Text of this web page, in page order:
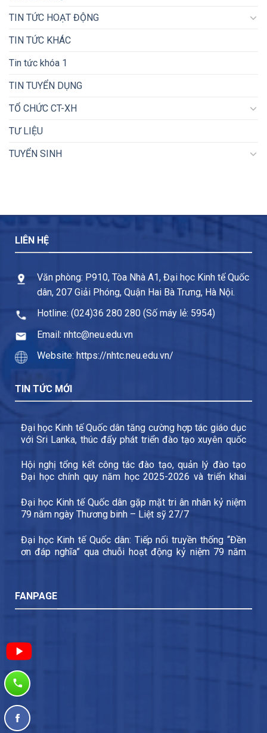
TIN TỨC HOẠT ĐỘNG
TIN TỨC KHÁC
Tin tức khóa 1
TIN TUYỂN DỤNG
TỔ CHỨC CT-XH
TƯ LIỆU
TUYỂN SINH
LIÊN HỆ
Văn phòng: P910, Tòa Nhà A1, Đại học Kinh tế Quốc
dân, 207 Giải Phóng, Quận Hai Bà Trưng, Hà Nội.
Hotline: (024)36 280 280 (Số máy lẻ: 5954)
Email: nhtc@neu.edu.vn
Website: https://nhtc.neu.edu.vn/
TIN TỨC MỚI
Đại học Kinh tế Quốc dân tăng cường hợp tác giáo dục
với Sri Lanka, thúc đẩy phát triển đào tạo xuyên quốc
Hội nghị tổng kết công tác đào tạo, quản lý đào tạo
Đại học chính quy năm học 2025-2026 và triển khai
Đại học Kinh tế Quốc dân gặp mặt tri ân nhân kỷ niệm
79 năm ngày Thương binh – Liệt sỹ 27/7
Đại học Kinh tế Quốc dân: Tiếp nối truyền thống “Đền
ơn đáp nghĩa” qua chuỗi hoạt động kỷ niệm 79 năm
FANPAGE